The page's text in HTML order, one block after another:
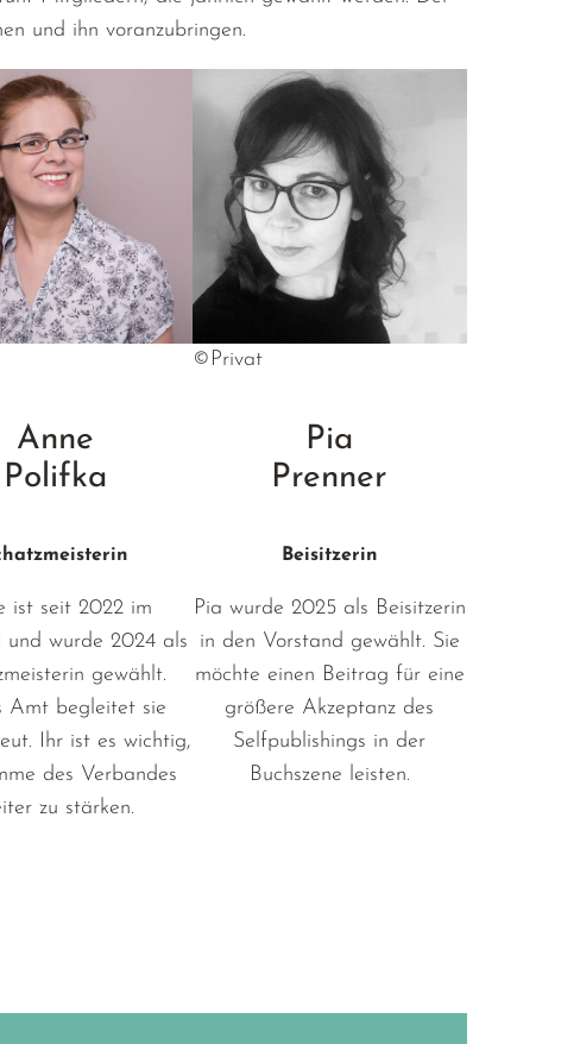
und ihn voranzubringen.
Anne
Polifka
ist seit 2022 im
und wurde 2024 als
gewählt.
Amt begleitet sie
Ihr ist es wichtig,
des Verbandes
zu stärken.
©Privat
Pia
Prenner
Beisitzerin
Pia wurde 2025 als Beisitzerin
in den Vorstand gewählt. Sie
möchte einen Beitrag für eine
größere Akzeptanz des
Selfpublishings in der
Buchszene leisten.